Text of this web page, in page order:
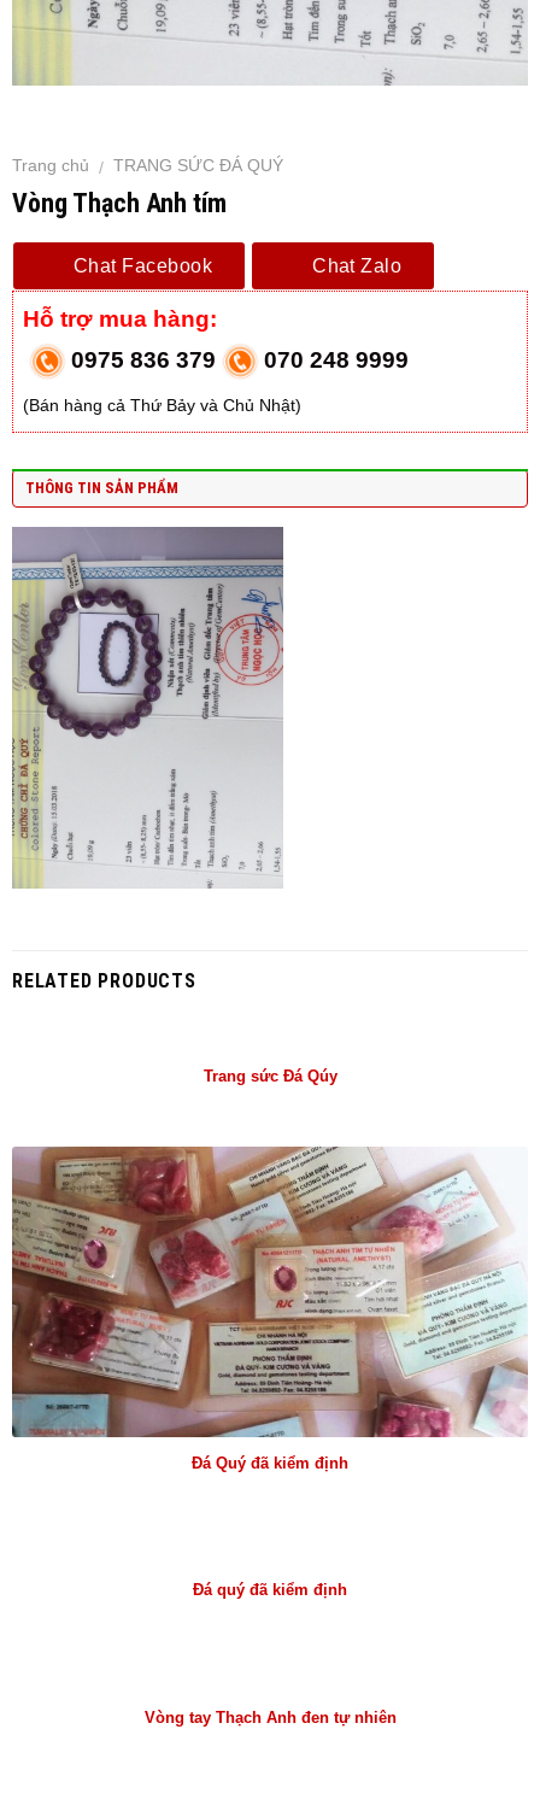
Trang chủ / TRANG SỨC ĐÁ QUÝ
Vòng Thạch Anh tím
Chat Facebook Chat Zalo
Hỗ trợ mua hàng:
0975 836 379
070 248 9999
(Bán hàng cả Thứ Bảy và Chủ Nhật)
THÔNG TIN SẢN PHẨM
RELATED PRODUCTS
Trang sức Đá Qúy
Đá Quý đã kiểm định
Đá quý đã kiểm định
Vòng tay Thạch Anh đen tự nhiên